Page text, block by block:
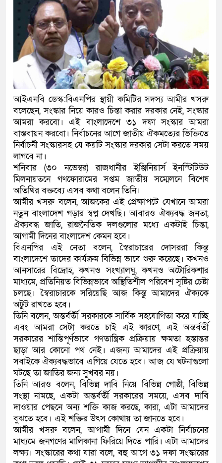
ঢাকার চারপাশে সচল হবে নৌপথ,
রাজধানীর দুই মেট্রো স্টেশনে
আদালতকে বলতে চাইলাম ফাঁসি
লতিফ সিদ্দিকী
নতুন মামলায় গ্রেফতার দেখানো
কলিমউল্লাহকে (ভিডিও)
আইএনবি ডেস্ক:বিএনপির স্থায়ী কমিটির সদস্য আমীর খসরু
বলেছেন, সংস্কার নিয়ে কারও চিন্তা করার দরকার নেই, সংস্কার
আমরা করবো। এই বাংলাদেশে ৩১ দফা সংস্কার আমরা
বাস্তবায়ন করবো। নির্বাচনের আগে জাতীয় ঐকমত্যের ভিক্তিতে
নির্বাচনী সংস্কারসহ যে কয়টি সংস্কার দরকার সেটা করতে সময়
লাগবে না।
শনিবার (৩০ নভেম্বর) রাজধানীর ইঞ্জিনিয়ার্স ইনস্টিটিউট
মিলনায়তনে গণফোরামের সপ্তম জাতীয় সম্মেলনে বিশেষ
অতিথির বক্তব্যে এসব কথা বলেন তিনি।
আমীর খসরু বলেন, আজকের এই প্রেক্ষাপটে যেখানে আমরা
নতুন বাংলাদেশ গড়ার স্বপ্ন দেখছি। আবারও ঐক্যবদ্ধ জনতা,
ঐক্যবদ্ধ জাতি, রাজনৈতিক দলগুলোর মধ্যে একটাই চিন্তা,
আগামী দিনের বাংলাদেশ কেমন হবে।
বিএনপির এই নেতা বলেন, স্বৈরাচারের দোসররা কিন্তু
বাংলাদেশে তাদের কার্যক্রম বিভিন্ন ভাবে শুরু করেছে। কখনও
আনসারের বিদ্রোহ, কখনও সংখ্যালঘু, কখনও অটোরিকশার
মাধ্যমে, প্রতিনিয়ত বিভিন্নভাবে অস্থিতিশীল পরিবেশ সৃষ্টির চেষ্টা
চলছে। স্বৈরাচারকে সরিয়েছি আজ কিন্তু আমাদের ঐক্যকে
অটুট রাখতে হবে।
তিনি বলেন, অন্তর্বর্তী সরকারকে সার্বিক সহযোগিতা করে যাচ্ছি
এবং আমরা সেটা করতে চাই এই কারণে, এই অন্তর্বর্তী
সরকারের শান্তিপূর্ণভাবে গণতান্ত্রিক প্রক্রিয়ায় ক্ষমতা হস্তান্তর
ছাড়া আর কোনো পথ নেই। এজন্য আমাদের এই প্রক্রিয়ায়
সবাইকে ঐক্যবদ্ধভাবে এগিয়ে যেতে হবে। আজ যে ঘটনাগুলো
ঘটছে তা জাতির জন্য সুখবর নয়।
তিনি আরও বলেন, বিভিন্ন দাবি নিয়ে বিভিন্ন গোষ্ঠী, বিভিন্ন
সংস্থা নামছে, একটা অন্তর্বর্তী সরকারের সময়ে, এসব দাবি
দাওয়ার পেছনে অন্য শক্তি কাজ করছে, কারা, এটা আমাদের
বুঝতে হবে। এই শক্তির উৎস কোথায় তা জানতে হবে।
আমীর খসরু বলেন, আগামী দিনে যেন একটা নির্বাচনের
মাধ্যমে জনগণের মালিকানা ফিরিয়ে দিতে পারি। এটা আমাদের
লক্ষ্য। সংস্কারের কথা যারা বলে, বহু আগে ৩১ দফা সংস্কারের